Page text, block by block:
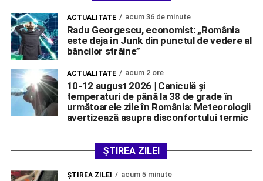
ACTUALITATE acum 36 de minute
Radu Georgescu, economist: „România
este deja în Junk din punctul de vedere al
băncilor străine”
ACTUALITATE acum 2 ore
10-12 august 2026 | Caniculă și
temperaturi de până la 38 de grade în
următoarele zile în România: Meteorologii
avertizează asupra disconfortului termic
ȘTIREA ZILEI
ŞTIREA ZILEI acum 5 minute